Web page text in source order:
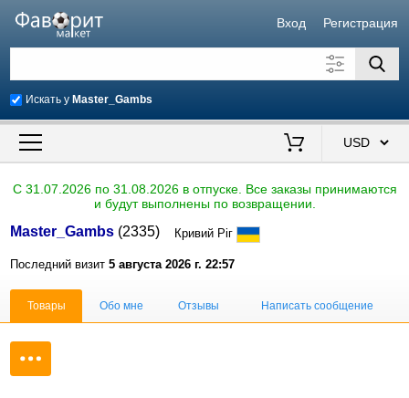
Вход Регистрация
Искать у Master_Gambs
Искать также в описании
C 31.07.2026 по 31.08.2026 в отпуске. Все заказы принимаются
и будут выполнены по возвращении.
Master_Gambs (2335) Кривий Ріг
Последний визит5 августа 2026 г. 22:57
Товары Обо мне Отзывы Написать сообщение